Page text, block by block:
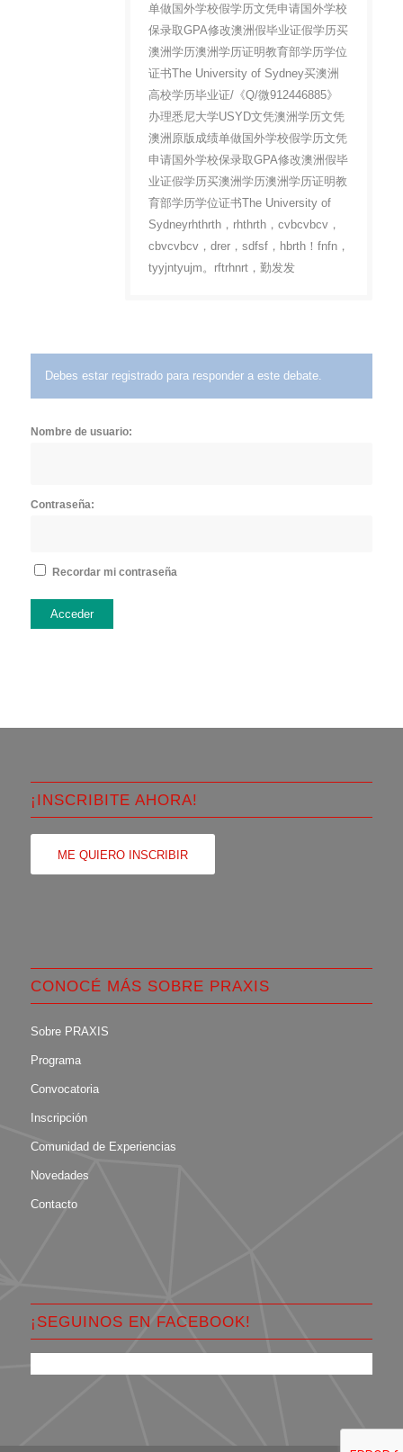
单做国外学校假学历文凭申请国外学校
保录取GPA修改澳洲假毕业证假学历买
澳洲学历澳洲学历证明教育部学历学位
证书The University of Sydney买澳洲
高校学历毕业证/《Q/微912446885》
办理悉尼大学USYD文凭澳洲学历文凭
澳洲原版成绩单做国外学校假学历文凭
申请国外学校保录取GPA修改澳洲假毕
业证假学历买澳洲学历澳洲学历证明教
育部学历学位证书The University of
Sydneyrhthrth，rhthrth，cvbcvbcv，
cbvcvbcv，drer，sdfsf，hbrth！fnfn，
tyyjntyujm。rftrhnrt，勤发发
Debes estar registrado para responder a este debate.
Nombre de usuario:
Contraseña:
Recordar mi contraseña
Acceder
¡INSCRIBITE AHORA!
ME QUIERO INSCRIBIR
CONOCÉ MÁS SOBRE PRAXIS
Sobre PRAXIS
Programa
Convocatoria
Inscripción
Comunidad de Experiencias
Novedades
Contacto
¡SEGUINOS EN FACEBOOK!